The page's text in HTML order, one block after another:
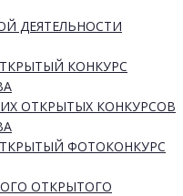
ДЕЯТЕЛЬНОСТИ
КОНКУРС
ОТКРЫТЫХ КОНКУРСОВ
ФОТОКОНКУРС
ОТКРЫТОГО